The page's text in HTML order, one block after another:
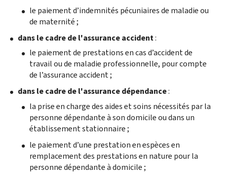
le paiement d’indemnités pécuniaires de maladie ou
de maternité ;
dans le cadre de l'assurance accident:
le paiement de prestations en cas d’accident de
travail ou de maladie professionnelle, pour compte
de l’assurance accident ;
dans le cadre de l'assurance dépendance:
la prise en charge des aides et soins nécessités par la
personne dépendante à son domicile ou dans un
établissement stationnaire ;
le paiement d’une prestation en espèces en
remplacement des prestations en nature pour la
personne dépendante à domicile ;